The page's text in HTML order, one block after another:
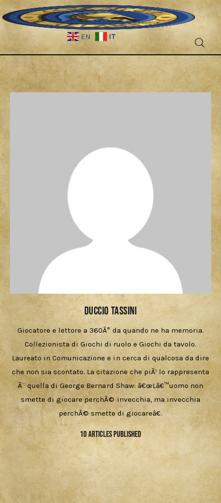
EN IT
Fantasy
Games
Libri e fumetti
Cercatori
Download
Duccio Tassini
Giocatore e lettore a 360Â° da quando ne ha memoria.
Collezionista di Giochi di ruolo e Giochi da tavolo.
Laureato in Comunicazione e in cerca di qualcosa da dire
che non sia scontato. La citazione che piÃ¹ lo rappresenta
Ã¨ quella di George Bernard Shaw: â€œLâ€™uomo non
smette di giocare perchÃ© invecchia, ma invecchia
perchÃ© smette di giocareâ€.
10Articles Published